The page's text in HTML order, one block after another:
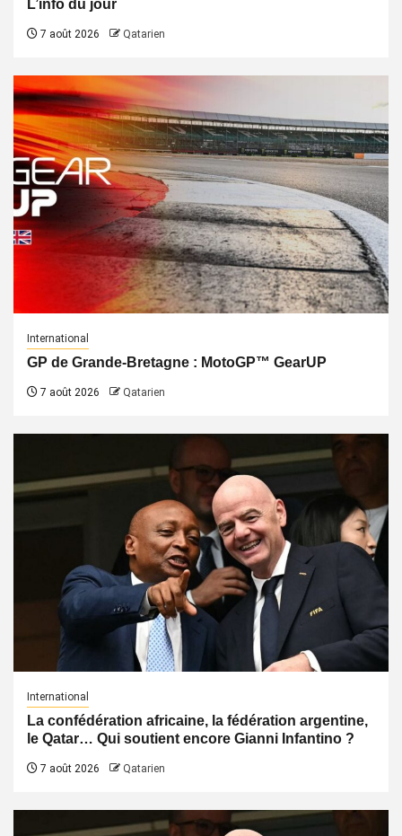
L’info du jour
7 août 2026 Qatarien
International
GP de Grande-Bretagne : MotoGP™ GearUP
7 août 2026 Qatarien
International
La confédération africaine, la fédération argentine,
le Qatar… Qui soutient encore Gianni Infantino ?
7 août 2026 Qatarien